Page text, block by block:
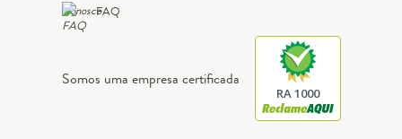
FAQ
Somos uma empresa certificada
RA 1000